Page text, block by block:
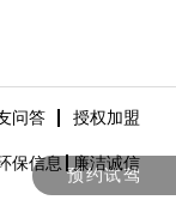
预约试驾
问答 授权加盟
保信息 廉洁诚信